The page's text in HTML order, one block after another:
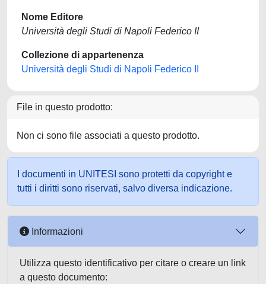
Nome Editore
Università degli Studi di Napoli Federico II
Collezione di appartenenza
Università degli Studi di Napoli Federico II
File in questo prodotto:
Non ci sono file associati a questo prodotto.
I documenti in UNITESI sono protetti da copyright e
tutti i diritti sono riservati, salvo diversa indicazione.
Informazioni
Utilizza questo identificativo per citare o creare un link
a questo documento: